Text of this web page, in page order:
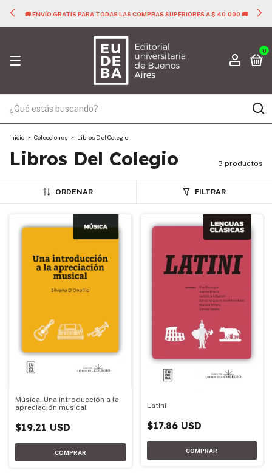
🚚 ENVÍO GRATIS PARA TODAS LAS COMPRAS SUPERIORES A $ 40.000 🚚
0
Inicio > Colecciones > Libros Del Colegio
Libros Del Colegio 3 productos
ORDENAR FILTRAR
Música. Una introducción a la
apreciación musical
$19.21 USD
Latini
$17.86 USD